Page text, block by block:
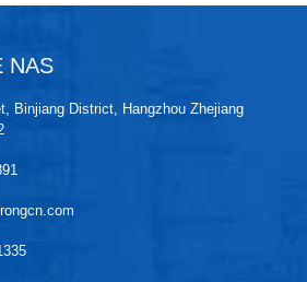
NAS
Binjiang District, Hangzhou Zhejiang